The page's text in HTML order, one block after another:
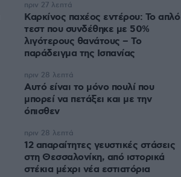
Καρκίνος παχέος εντέρου: Το απλό
τεστ που συνδέθηκε με 50%
λιγότερους θανάτους – Το
παράδειγμα της Ισπανίας
πριν 27 λεπτά
Αυτό είναι το μόνο πουλί που
μπορεί να πετάξει και με την
όπισθεν
πριν 28 λεπτά
12 απαραίτητες γευστικές στάσεις
στη Θεσσαλονίκη, από ιστορικά
στέκια μέχρι νέα εστιατόρια
πριν 28 λεπτά